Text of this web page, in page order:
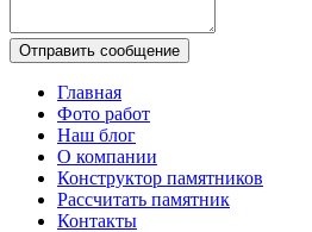
Отправить сообщение
Главная
Фото работ
Наш блог
О компании
Конструктор памятников
Рассчитать памятник
Контакты